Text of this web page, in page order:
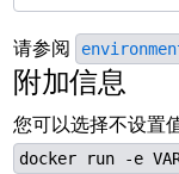
请参阅
附加信息
您可以选择不设置
docker run -e